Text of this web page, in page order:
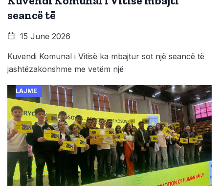
seancë të
15 June 2026
Kuvendi Komunal i Vitisë ka mbajtur sot një seancë të
jashtëzakonshme me vetëm një
LAJME